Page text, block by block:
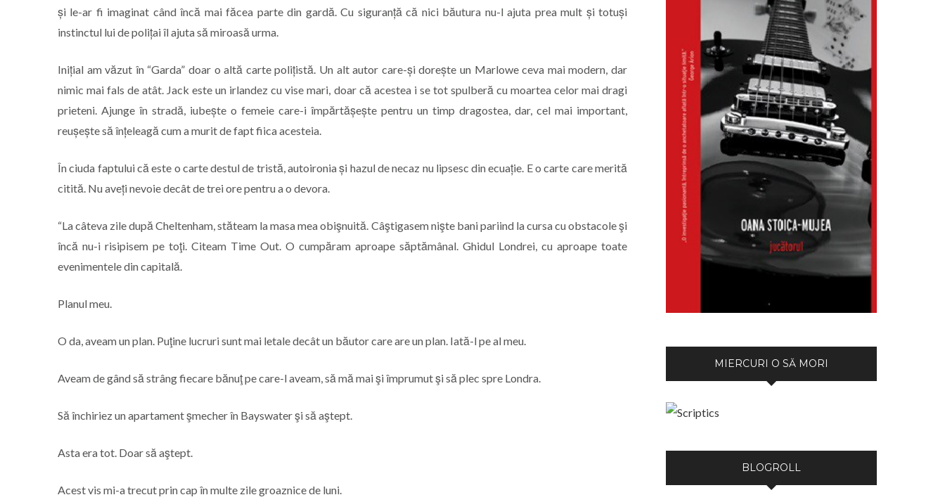
și le-ar fi imaginat când încă mai făcea parte din gardă. Cu siguranță că nici băutura nu-l ajuta prea mult și totuși
instinctul lui de polițai îl ajuta să miroasă urma.
Inițial am văzut în “Garda” doar o altă carte polițistă. Un alt autor care-și dorește un Marlowe ceva mai modern, dar
nimic mai fals de atât. Jack este un irlandez cu vise mari, doar că acestea i se tot spulberă cu moartea celor mai dragi
prieteni. Ajunge în stradă, iubește o femeie care-i împărtășește pentru un timp dragostea, dar, cel mai important,
reușește să înțeleagă cum a murit de fapt fiica acesteia.
În ciuda faptului că este o carte destul de tristă, autoironia și hazul de necaz nu lipsesc din ecuație. E o carte care merită
citită. Nu aveți nevoie decât de trei ore pentru a o devora.
“La câteva zile după Cheltenham, stăteam la masa mea obişnuită. Câştigasem nişte bani pariind la cursa cu obstacole şi
încă nu-i risipisem pe toţi. Citeam Time Out. O cumpăram aproape săptămânal. Ghidul Londrei, cu aproape toate
evenimentele din capitală.
Planul meu.
O da, aveam un plan. Puţine lucruri sunt mai letale decât un băutor care are un plan. Iată-l pe al meu.
Aveam de gând să strâng fiecare bănuţ pe care-l aveam, să mă mai şi împrumut şi să plec spre Londra.
Să închiriez un apartament şmecher în Bayswater şi să aştept.
Asta era tot. Doar să aştept.
Acest vis mi-a trecut prin cap în multe zile groaznice de luni.
MIERCURI O SĂ MORI
BLOGROLL